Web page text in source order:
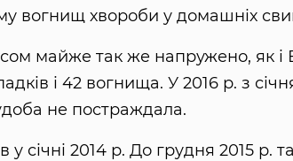
вогнищ хвороби у домашніх
майже так же напружено, як і
і 42 вогнища. У 2016 р. з
не постраждала.
січні 2014 р. До грудня 2015 р.